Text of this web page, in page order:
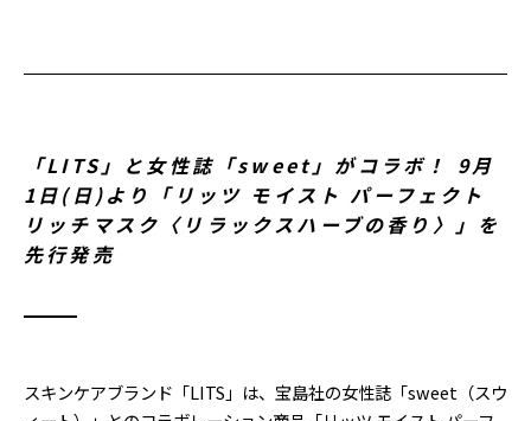
「LITS」と女性誌「sweet」がコラボ！ 9月
1日(日)より「リッツ モイスト パーフェクト
リッチマスク〈リラックスハーブの香り〉」を
先行発売
スキンケアブランド「LITS」は、宝島社の女性誌「sweet（スウ